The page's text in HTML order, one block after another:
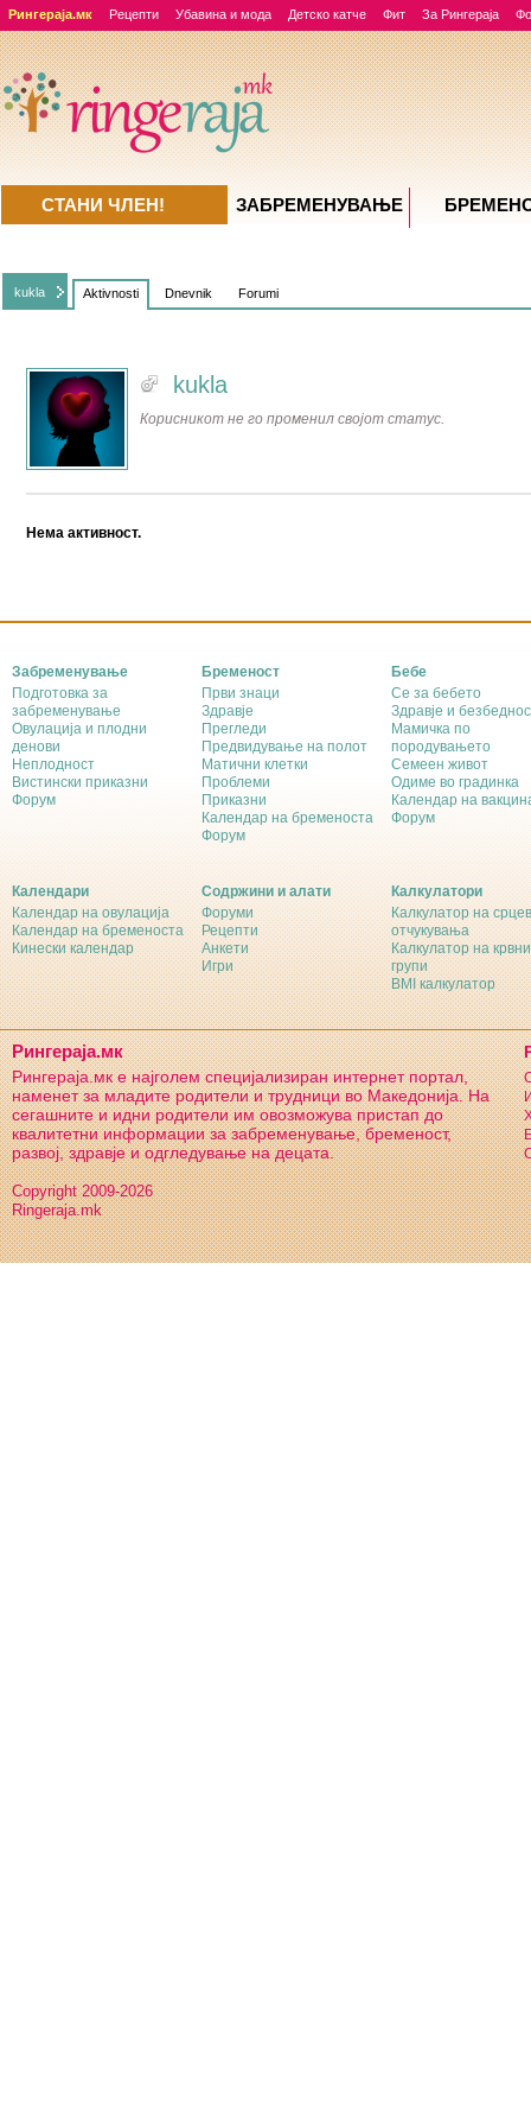
Рингераја.мк Рецепти Убавина и мода Детско катче Фит За Рингераја
kukla Aktivnosti Dnevnik Forumi
kukla
Корисникот не го променил својот статус.
Нема активност.
СТАНИ ЧЛЕН! ЗАБРЕМЕНУВАЊE
Забременување
Подготовка за
забременување
Овулација и плодни
денови
Неплодност
Вистински приказни
Форум
Бременост
Први знаци
Здравје
Прегледи
Предвидување на полот
Матични клетки
Проблеми
Приказни
Календар на бременоста
Форум
Бебе
Се за бебето
Здравје и
Мамичка по
породувањето
Семеен живот
Одиме во градинка
Календар на
Форум
Календари
Календар на овулација
Календар на бременоста
Кинески календар
Содржини и алати
Форуми
Рецепти
Анкети
Игри
Калкулатори
Калкулатор на
отчукувања
Калкулатор на крвни
групи
BMI калкулатор
Рингераја.мк
Рингераја.мк е најголем специјализиран интернет портал,
наменет за младите родители и трудници во Македонија. На
сегашните и идни родители им овозможува пристап до
квалитетни информации за забременување, бременост,
развој, здравје и одгледување на децата.
Copyright 2009-2026
Ringeraja.mk